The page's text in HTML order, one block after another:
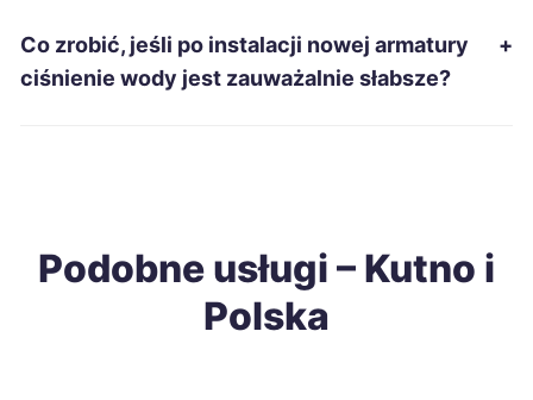
Tarnobrzeg 261 zł
Tarnowskie Góry
Co zrobić, jeśli po instalacji nowej armatury
ciśnienie wody jest zauważalnie słabsze?
+
Podobne usługi – Kutno i
Polska